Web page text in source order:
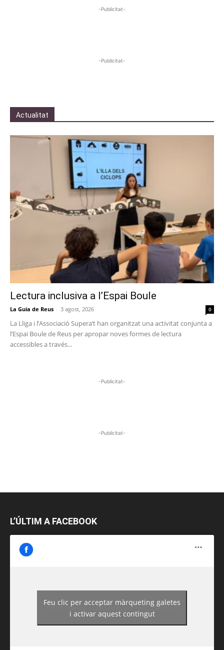
-Publicitat-
-Publicitat-
Actualitat
Lectura inclusiva a l’Espai Boule
La Guia de Reus - 3 agost, 2026 0
La Lliga i l’Associació Supera’t han organitzat una activitat conjunta a
l’Espai Boule de Reus per apropar noves formes de lectura
accessibles a través...
-Publicitat-
-Publicitat-
L’ÚLTIM A FACEBOOK
https://www.facebook.com/guiadereus/
Feu clic per acceptar màrqueting galetes
i activar aquest contingut